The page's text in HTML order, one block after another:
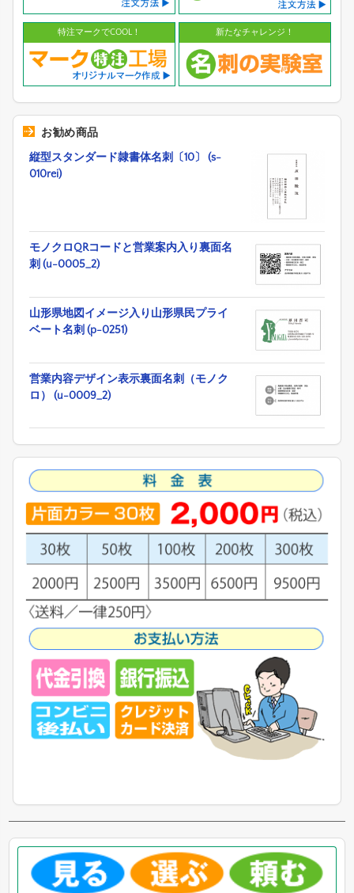
特注マークでCOOL！ 新たなチャレンジ！
お勧め商品
縦型スタンダード隷書体名刺〔10〕 (s-
010rei)
モノクロQRコードと営業案内入り裏面名
刺 (u-0005_2)
山形県地図イメージ入り山形県民プライ
ベート名刺 (p-0251)
営業内容デザイン表示裏面名刺（モノク
ロ） (u-0009_2)